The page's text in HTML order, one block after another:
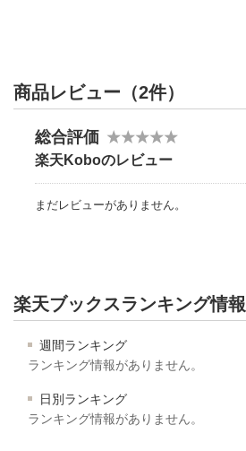
商品レビュー（2件）
総合評価
楽天Koboのレビュー
まだレビューがありません。
楽天ブックスランキング情報
週間ランキング
ランキング情報がありません。
日別ランキング
ランキング情報がありません。